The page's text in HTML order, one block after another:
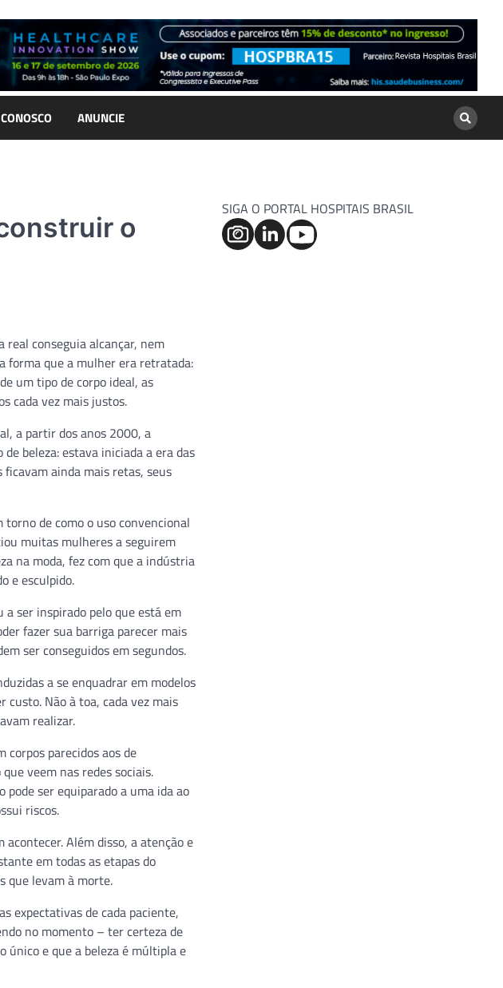
ANUNCIE
o
conseguia alcançar, nem
forma que a mulher era retratada:
um tipo de corpo ideal, as
cada vez mais justos.
a partir dos anos 2000, a
beleza: estava iniciada a era das
ficavam ainda mais retas, seus
de como o uso convencional
muitas mulheres a seguirem
na moda, fez com que a indústria
e esculpido.
a ser inspirado pelo que está em
fazer sua barriga parecer mais
ser conseguidos em segundos.
a se enquadrar em modelos
custo. Não à toa, cada vez mais
realizar.
parecidos aos de
veem nas redes sociais.
ser equiparado a uma ida ao
riscos.
Além disso, a atenção e
em todas as etapas do
que levam à morte.
expectativas de cada paciente,
no momento – ter certeza de
único e que a beleza é múltipla e
SIGA O PORTAL HOSPITAIS BRASIL